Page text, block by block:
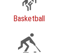
Basketball